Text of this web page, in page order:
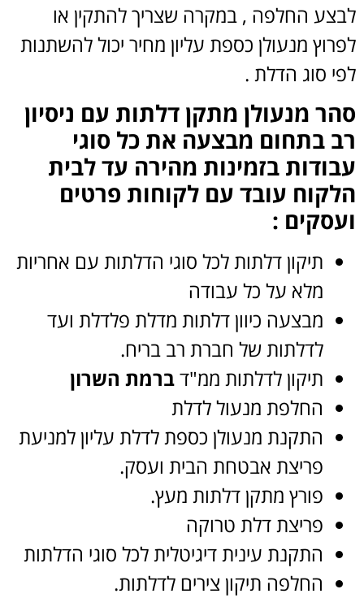
לבצע החלפה , במקרה שצריך להתקין או
לפרוץ מנעולן כספת עליון מחיר יכול להשתנות
לפי סוג הדלת .
סהר מנעולן מתקן דלתות עם ניסיון
רב בתחום מבצעה את כל סוגי
עבודות בזמינות מהירה עד לבית
הלקוח עובד עם לקוחות פרטים
ועסקים :
תיקון דלתות לכל סוגי הדלתות עם אחריות
מלא על כל עבודה
מבצעה כיוון דלתות מדלת פלדלת ועד
לדלתות של חברת רב בריח.
תיקון לדלתות ממ"דברמת השרון
החלפת מנעול לדלת
התקנת מנעולן כספת לדלת עליון למניעת
פריצת אבטחת הבית ועסק.
פורץ מתקן דלתות מעץ.
פריצת דלת טרוקה
התקנת עינית דיגיטלית לכל סוגי הדלתות
החלפה תיקון צירים לדלתות.